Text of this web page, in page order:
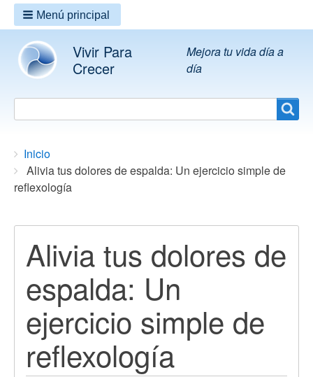
Vivir Para
Crecer
Mejora tu vida día a
día
Search
Menú principal
Breadcrumbs
You
are
here:
Inicio
Alivia tus dolores de espalda: Un ejercicio simple de
reflexología
Alivia tus dolores de
espalda: Un
ejercicio simple de
reflexología